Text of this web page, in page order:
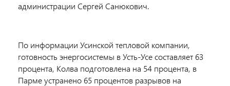
администрации Сергей Санюкович.
По информации Усинской тепловой компании,
готовность энергосистемы в Усть-Усе составляет 63
процента, Колва подготовлена на 54 процента, в
Парме устранено 65 процентов разрывов на